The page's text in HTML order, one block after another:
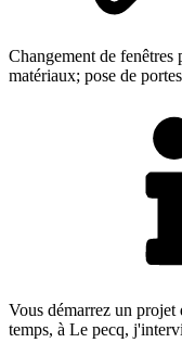
Changement de fenêtres
matériaux; pose de
Vous démarrez un
temps, à Le pecq,